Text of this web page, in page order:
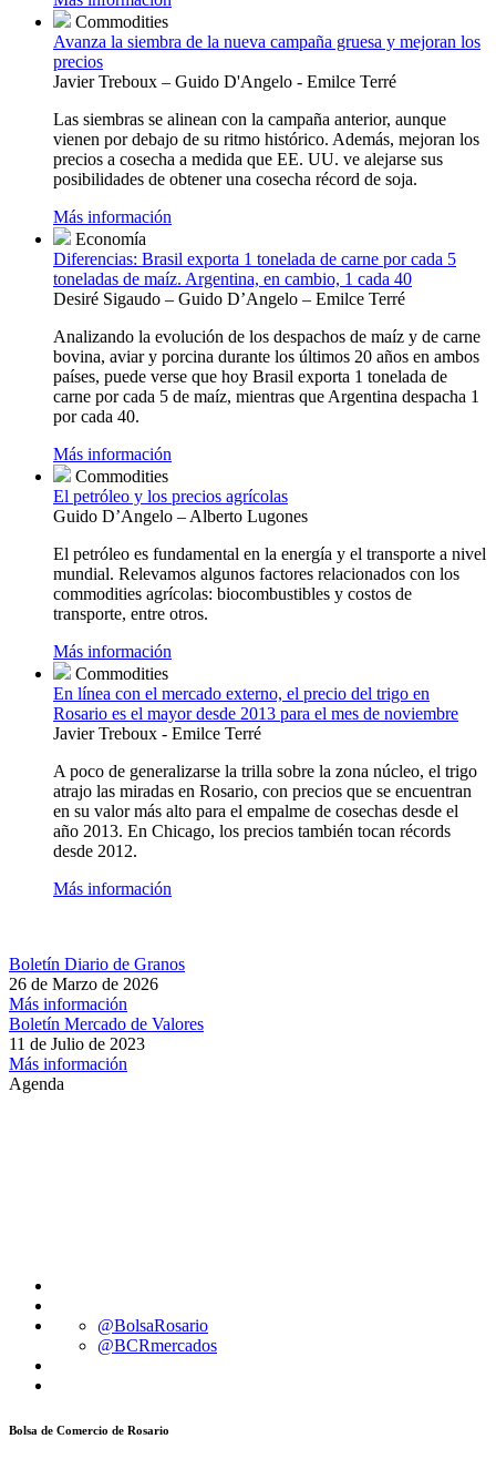
Commodities
Avanza la siembra de la nueva campaña gruesa y mejoran los
precios
Javier Treboux – Guido D'Angelo - Emilce Terré
Las siembras se alinean con la campaña anterior, aunque
vienen por debajo de su ritmo histórico. Además, mejoran los
precios a cosecha a medida que EE. UU. ve alejarse sus
posibilidades de obtener una cosecha récord de soja.
Más información
Economía
Diferencias: Brasil exporta 1 tonelada de carne por cada 5
toneladas de maíz. Argentina, en cambio, 1 cada 40
Desiré Sigaudo – Guido D’Angelo – Emilce Terré
Analizando la evolución de los despachos de maíz y de carne
bovina, aviar y porcina durante los últimos 20 años en ambos
países, puede verse que hoy Brasil exporta 1 tonelada de
carne por cada 5 de maíz, mientras que Argentina despacha 1
por cada 40.
Más información
Commodities
El petróleo y los precios agrícolas
Guido D’Angelo – Alberto Lugones
El petróleo es fundamental en la energía y el transporte a nivel
mundial. Relevamos algunos factores relacionados con los
commodities agrícolas: biocombustibles y costos de
transporte, entre otros.
Más información
Commodities
En línea con el mercado externo, el precio del trigo en
Rosario es el mayor desde 2013 para el mes de noviembre
Javier Treboux - Emilce Terré
A poco de generalizarse la trilla sobre la zona núcleo, el trigo
atrajo las miradas en Rosario, con precios que se encuentran
en su valor más alto para el empalme de cosechas desde el
año 2013. En Chicago, los precios también tocan récords
desde 2012.
Más información
Boletín Diario de Granos
26 de Marzo de 2026
Más información
Boletín Mercado de Valores
11 de Julio de 2023
Más información
Agenda
@BolsaRosario
@BCRmercados
Bolsa de Comercio de Rosario